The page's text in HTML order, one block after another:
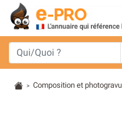
> Composition et